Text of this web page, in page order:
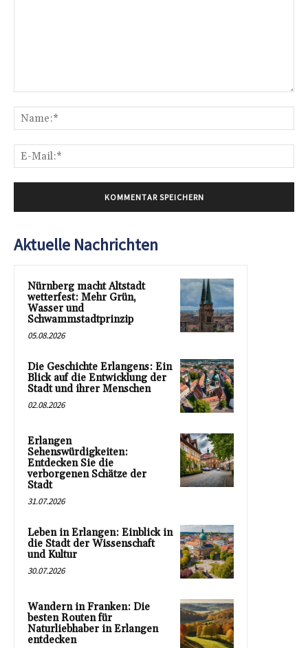
Aktuelle Nachrichten
Nürnberg macht Altstadt
wetterfest: Mehr Grün,
Wasser und
Schwammstadtprinzip
05.08.2026
Die Geschichte Erlangens: Ein
Blick auf die Entwicklung der
Stadt und ihrer Menschen
02.08.2026
Erlangen
Sehenswürdigkeiten:
Entdecken Sie die
verborgenen Schätze der
Stadt
31.07.2026
Leben in Erlangen: Einblick in
die Stadt der Wissenschaft
und Kultur
30.07.2026
Wandern in Franken: Die
besten Routen für
Naturliebhaber in Erlangen
entdecken